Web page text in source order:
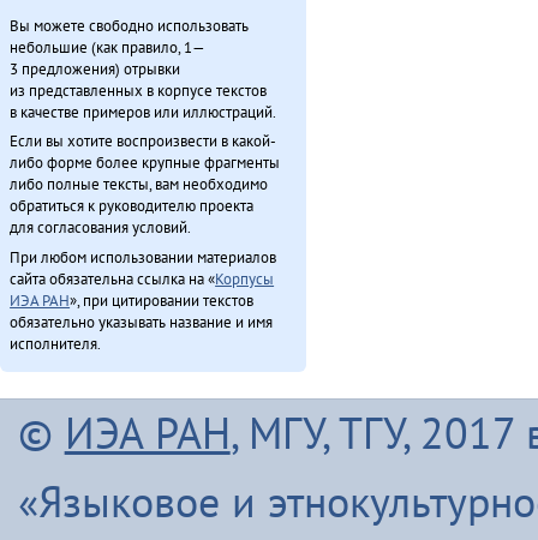
Чинанайкун – эвэнки тэкэнын (1988)
Эвенкиядук сониӈил — давдымнилва денчанал (2013)
Эвэнкиткэр «Арктикаду» (2013)
ЭМР КМНС «Арун» ассоциацияду синмады конференциян (2013)
Этэечимнилдулэ андаман (2013)
Япониядук матал (2013)
Итого
Вы можете свободно использовать
небольшие (как правило, 1—
3 предложения) отрывки
из представленных в корпусе текстов
в качестве примеров или иллюстраций.
Если вы хотите воспроизвести в какой-
либо форме более крупные фрагменты
либо полные тексты, вам необходимо
обратиться к руководителю проекта
для согласования условий.
При любом использовании материалов
сайта обязательна ссылка на «Корпусы
ИЭА РАН», при цитировании текстов
обязательно указывать название и имя
исполнителя.
© ИЭА РАН, МГУ, ТГУ, 2017
«Языковое и